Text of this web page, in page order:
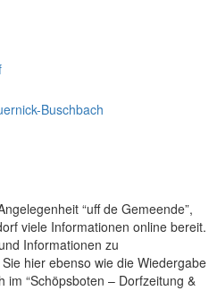
Buschbach
“uff de Gemeende”,
viele Informationen online bereit.
Informationen zu
hier ebenso wie die Wiedergabe
im “Schöpsboten – Dorfzeitung &